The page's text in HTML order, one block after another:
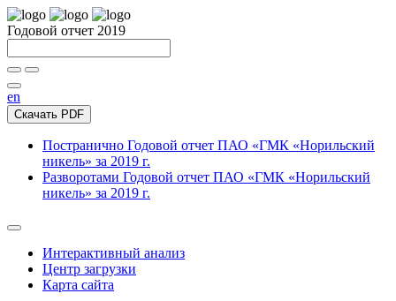
Годовой отчет 2019
en
Скачать PDF
Постранично Годовой отчет ПАО «ГМК «Норильский
никель» за 2019 г.
Разворотами Годовой отчет ПАО «ГМК «Норильский
никель» за 2019 г.
Интерактивный анализ
Центр загрузки
Карта сайта